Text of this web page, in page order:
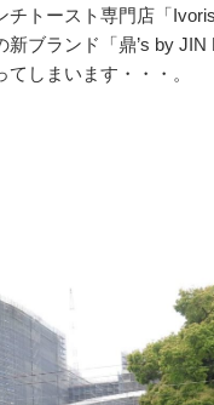
トースト専門店「
ブランド「鼎’s by JIN
しまいます・・・。